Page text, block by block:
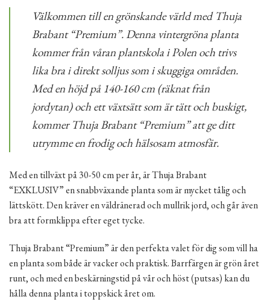
Välkommen till en grönskande värld med Thuja
Brabant “Premium”. Denna vintergröna planta
kommer från våran plantskola i Polen och trivs
lika bra i direkt solljus som i skuggiga områden.
Med en höjd på 140-160 cm (räknat från
jordytan) och ett växtsätt som är tätt och buskigt,
kommer Thuja Brabant “Premium” att ge ditt
utrymme en frodig och hälsosam atmosfär.
Med en tillväxt på 30-50 cm per år, är Thuja Brabant
“EXKLUSIV” en snabbväxande planta som är mycket tålig och
lättskött. Den kräver en väldränerad och mullrik jord, och går även
bra att formklippa efter eget tycke.
Thuja Brabant “Premium” är den perfekta valet för dig som vill ha
en planta som både är vacker och praktisk. Barrfärgen är grön året
runt, och med en beskärningstid på vår och höst (putsas) kan du
hålla denna planta i toppskick året om.